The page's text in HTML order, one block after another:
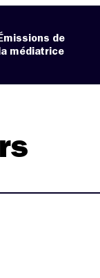
Émissions de
la médiatrice